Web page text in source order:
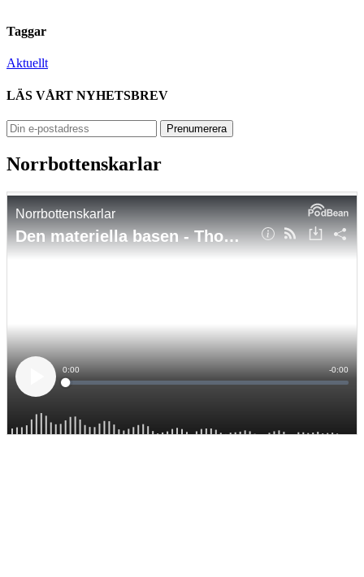
Taggar
Aktuellt
LÄS VÅRT NYHETSBREV
Norrbottenskarlar